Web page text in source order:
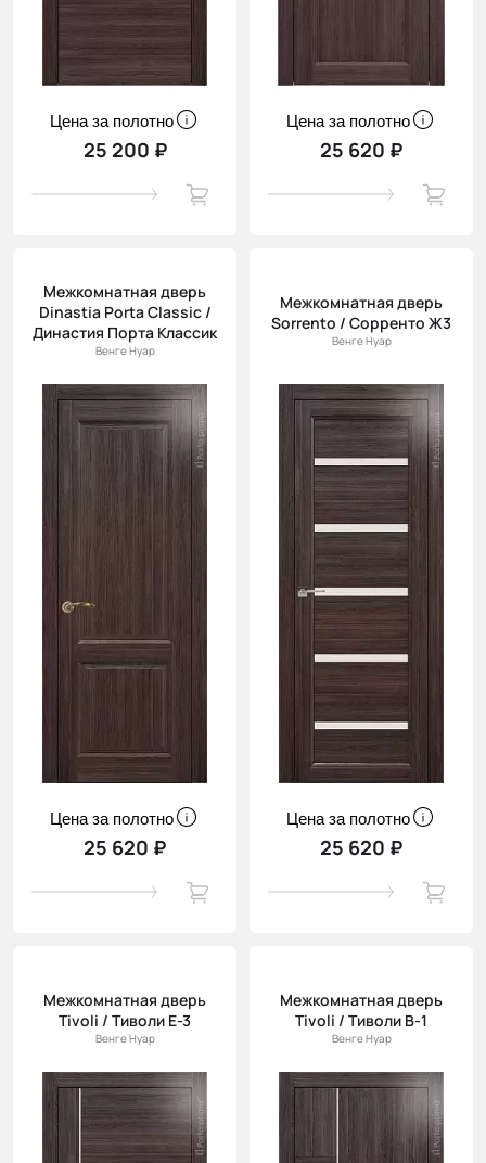
Цена за полотно
25 200 ₽
Цена за полотно
25 620 ₽
Межкомнатная дверь
Dinastia Porta Classic /
Династия Порта Классик
Венге Нуар
Цена за полотно
25 620 ₽
Межкомнатная дверь
Sorrento / Сорренто Ж3
Венге Нуар
Цена за полотно
25 620 ₽
Межкомнатная дверь
Tivoli / Тиволи Е-3
Венге Нуар
Межкомнатная дверь
Tivoli / Тиволи В-1
Венге Нуар